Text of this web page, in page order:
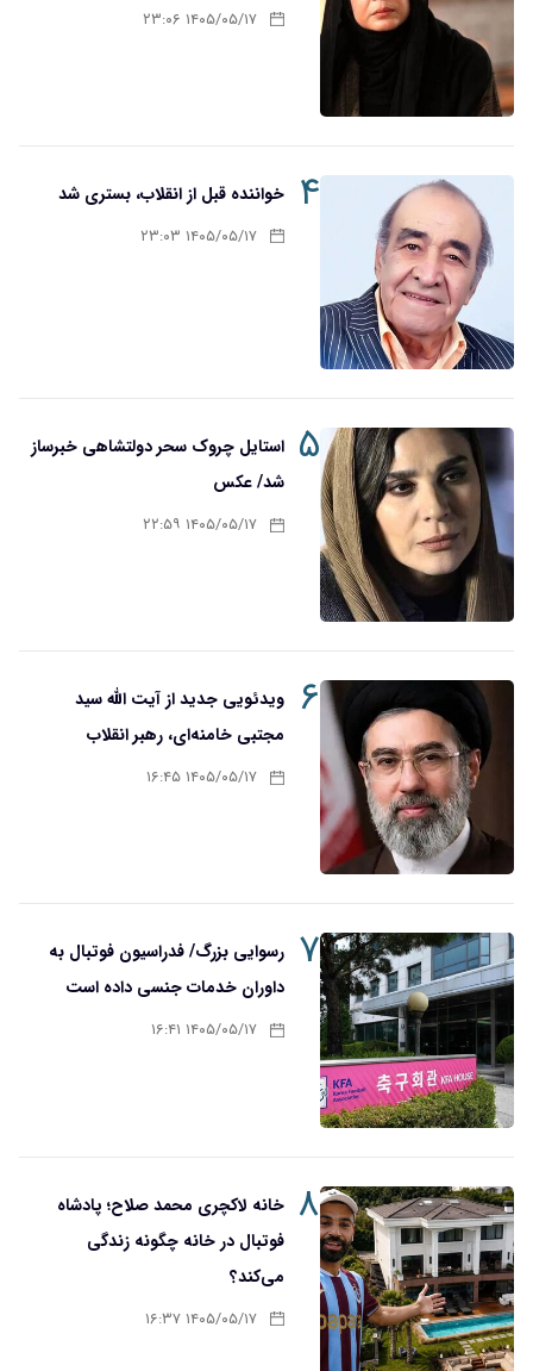
۱۴۰۵/۰۵/۱۷ ۲۳:۰۶
۴ خواننده قبل از انقلاب، بستری شد
۱۴۰۵/۰۵/۱۷ ۲۳:۰۳
۵
استایل چروک سحر دولتشاهی خبرساز
شد/ عکس
۱۴۰۵/۰۵/۱۷ ۲۲:۵۹
۶ ویدئویی جدید از آیت الله سید
مجتبی خامنه‌ای، رهبر انقلاب
۱۴۰۵/۰۵/۱۷ ۱۶:۴۵
۷ رسوایی بزرگ/ فدراسیون فوتبال به
داوران خدمات جنسی داده است
۱۴۰۵/۰۵/۱۷ ۱۶:۴۱
۸ خانه لاکچری محمد صلاح؛ پادشاه
فوتبال در خانه چگونه زندگی
می‌کند؟
۱۴۰۵/۰۵/۱۷ ۱۶:۳۷